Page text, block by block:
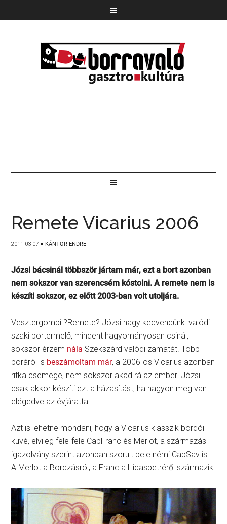
Remete Vicarius 2006
2011-03-07 ● KÁNTOR ENDRE
Józsi bácsinál többször jártam már, ezt a bort azonban
nem sokszor van szerencsém kóstolni. A remete nem is
készíti sokszor, ez előtt 2003-ban volt utoljára.
Vesztergombi ?Remete? Józsi nagy kedvencünk: valódi
szaki bortermelő, mindent hagyományosan csinál,
sokszor érzem nála Szekszárd valódi zamatát. Több
boráról is beszámoltam már, a 2006-os Vicarius azonban
ritka csemege, nem sokszor akad rá az ember. Józsi
csak akkor készíti ezt a házasítást, ha nagyon meg van
elégedve az évjárattal.
Azt is lehetne mondani, hogy a Vicarius klasszik bordói
küvé, elvileg fele-fele CabFranc és Merlot, a származási
igazolvány szerint azonban szorult bele némi CabSav is.
A Merlot a Bordzásról, a Franc a Hidaspetréről származik.